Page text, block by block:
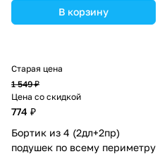
ассортименте.В корзину
Старая цена
1 549 ₽
Цена со скидкой
774 ₽
Бортик из 4 (2дл+2пр)
подушек по всему периметру